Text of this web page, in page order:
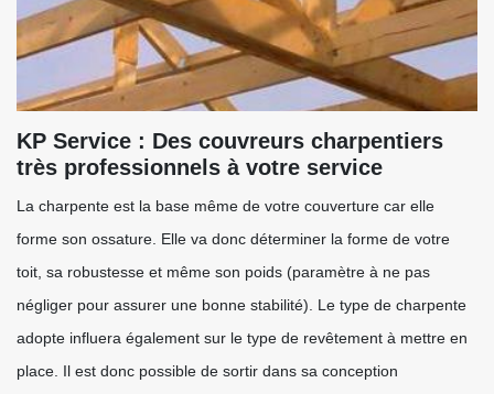
KP Service : Des couvreurs charpentiers
très professionnels à votre service
La charpente est la base même de votre couverture car elle
forme son ossature. Elle va donc déterminer la forme de votre
toit, sa robustesse et même son poids (paramètre à ne pas
négliger pour assurer une bonne stabilité). Le type de charpente
adopte influera également sur le type de revêtement à mettre en
place. Il est donc possible de sortir dans sa conception